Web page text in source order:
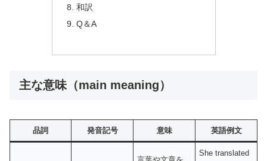
和訳
Q＆A
主な意味（main meaning）
品詞 発音記号 意味 英語例文
She translated